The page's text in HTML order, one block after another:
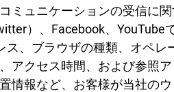
ュニケーションの受信に関
）、Facebook、YouTube
、ブラウザの種類、オペ
アクセス時間、および参照
情報など、お客様が当社の